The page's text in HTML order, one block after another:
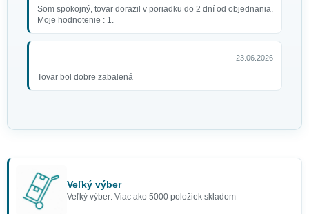
Som spokojný, tovar dorazil v poriadku do 2 dní od objednania.
Moje hodnotenie : 1.
23.06.2026
Tovar bol dobre zabalená
Veľký výber
Veľký výber: Viac ako 5000 položiek skladom